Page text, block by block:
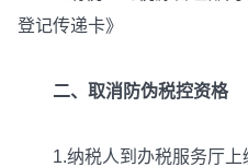
登记传递卡》
二、取消防伪税控资格
1.纳税人到办税服务厅上